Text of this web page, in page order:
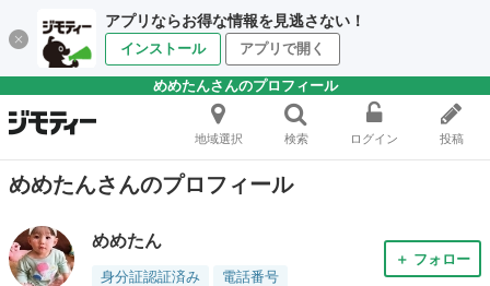
アプリならお得な情報を見逃さない！
インストール アプリで開く
めめたんさんのプロフィール
地域選択 検索 ログイン 投稿
めめたんさんのプロフィール
めめたん
身分証認証済み 電話番号
＋ フォロー